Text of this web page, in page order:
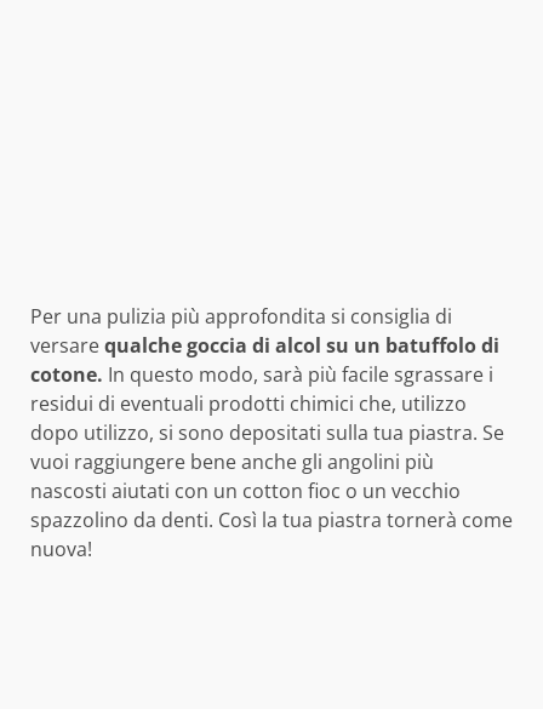
Per una pulizia più approfondita si consiglia di
versarequalche goccia di alcol su un batuffolo di
cotone. In questo modo, sarà più facile sgrassare i
residui di eventuali prodotti chimici che, utilizzo
dopo utilizzo, si sono depositati sulla tua piastra. Se
vuoi raggiungere bene anche gli angolini più
nascosti aiutati con un cotton fioc o un vecchio
spazzolino da denti. Così la tua piastra tornerà come
nuova!